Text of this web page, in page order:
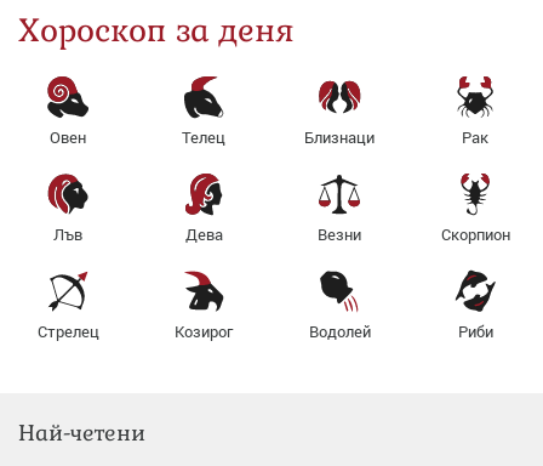
Хороскоп за деня
Овен Телец Близнаци Рак
Лъв Дева Везни Скорпион
Стрелец Козирог Водолей Риби
Най-четени